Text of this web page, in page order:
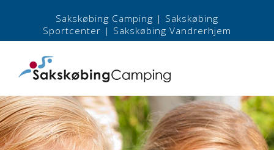
Sakskøbing Camping | Sakskøbing
Sportcenter | Sakskøbing Vandrerhjem